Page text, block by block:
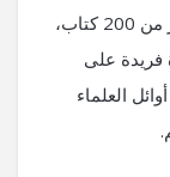
والرياضيات، والفلك، والهندسة. وقد ألف أكثر من 200 كتاب،
فريدة على
العلماء